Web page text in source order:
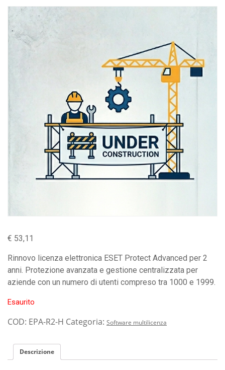
€ 53,11
Rinnovo licenza elettronica ESET Protect Advanced per 2
anni. Protezione avanzata e gestione centralizzata per
aziende con un numero di utenti compreso tra 1000 e 1999.
Esaurito
COD: EPA-R2-H Categoria: Software multilicenza
Descrizione